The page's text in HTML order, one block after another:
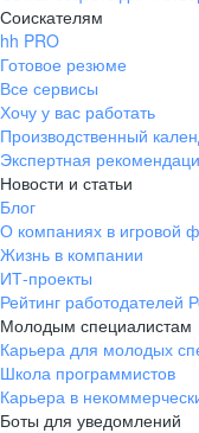
Соискателям
hh PRO
Готовое резюме
Все сервисы
Хочу у вас работать
Производственный
Экспертная
Новости и статьи
Блог
О компаниях в игровой
Жизнь в компании
ИТ-проекты
Рейтинг работодателей
Молодым специалистам
Карьера для молодых
Школа программистов
Карьера в
Боты для уведомлений